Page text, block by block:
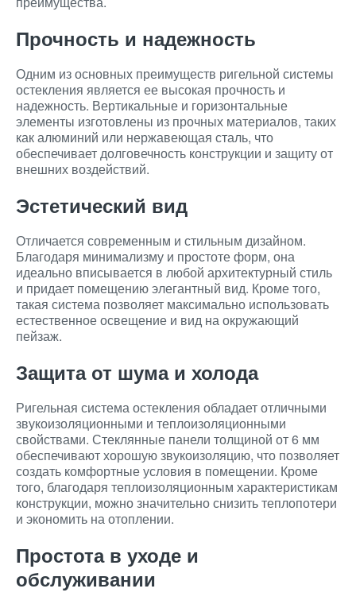
Прочность и надежность
Одним из основных преимуществ ригельной системы
остекления является ее высокая прочность и
надежность. Вертикальные и горизонтальные
элементы изготовлены из прочных материалов, таких
как алюминий или нержавеющая сталь, что
обеспечивает долговечность конструкции и защиту от
внешних воздействий.
Эстетический вид
Отличается современным и стильным дизайном.
Благодаря минимализму и простоте форм, она
идеально вписывается в любой архитектурный стиль
и придает помещению элегантный вид. Кроме того,
такая система позволяет максимально использовать
естественное освещение и вид на окружающий
пейзаж.
Защита от шума и холода
Ригельная система остекления обладает отличными
звукоизоляционными и теплоизоляционными
свойствами. Стеклянные панели толщиной от 6 мм
обеспечивают хорошую звукоизоляцию, что позволяет
создать комфортные условия в помещении. Кроме
того, благодаря теплоизоляционным характеристикам
конструкции, можно значительно снизить теплопотери
и экономить на отоплении.
Простота в уходе и
обслуживании